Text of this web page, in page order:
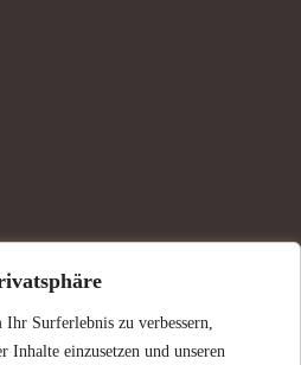
Surferlebnis zu verbessern,
Inhalte einzusetzen und unseren